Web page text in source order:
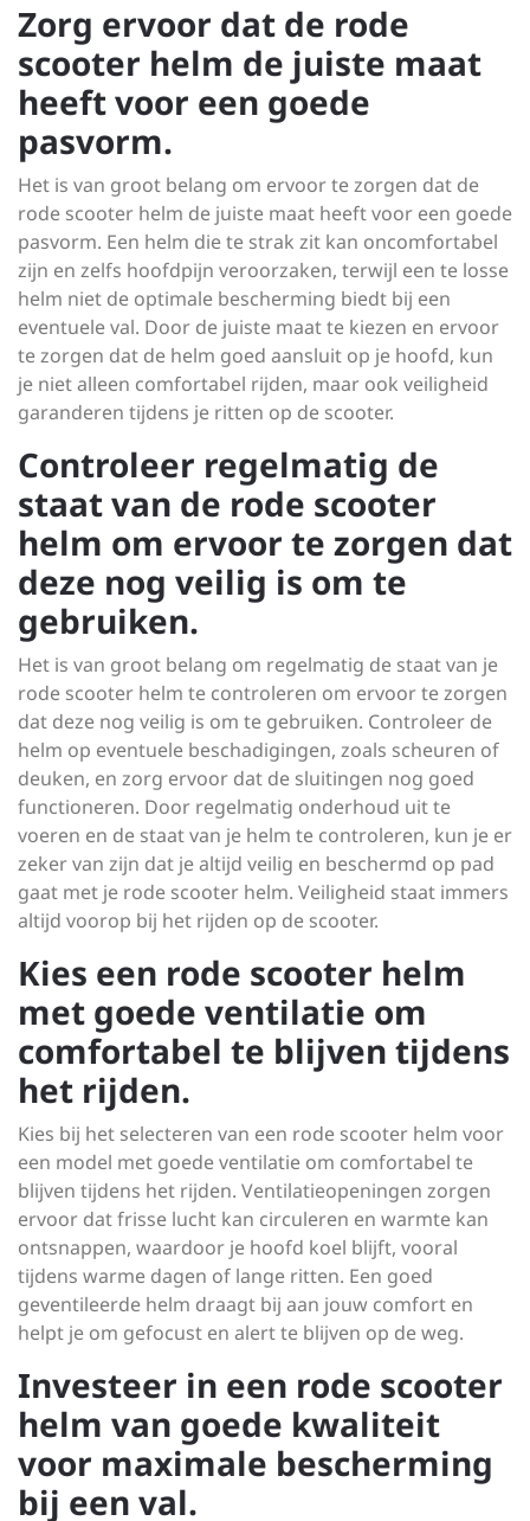
Zorg ervoor dat de rode
scooter helm de juiste maat
heeft voor een goede
pasvorm.
Het is van groot belang om ervoor te zorgen dat de
rode scooter helm de juiste maat heeft voor een goede
pasvorm. Een helm die te strak zit kan oncomfortabel
zijn en zelfs hoofdpijn veroorzaken, terwijl een te losse
helm niet de optimale bescherming biedt bij een
eventuele val. Door de juiste maat te kiezen en ervoor
te zorgen dat de helm goed aansluit op je hoofd, kun
je niet alleen comfortabel rijden, maar ook veiligheid
garanderen tijdens je ritten op de scooter.
Controleer regelmatig de
staat van de rode scooter
helm om ervoor te zorgen dat
deze nog veilig is om te
gebruiken.
Het is van groot belang om regelmatig de staat van je
rode scooter helm te controleren om ervoor te zorgen
dat deze nog veilig is om te gebruiken. Controleer de
helm op eventuele beschadigingen, zoals scheuren of
deuken, en zorg ervoor dat de sluitingen nog goed
functioneren. Door regelmatig onderhoud uit te
voeren en de staat van je helm te controleren, kun je er
zeker van zijn dat je altijd veilig en beschermd op pad
gaat met je rode scooter helm. Veiligheid staat immers
altijd voorop bij het rijden op de scooter.
Kies een rode scooter helm
met goede ventilatie om
comfortabel te blijven tijdens
het rijden.
Kies bij het selecteren van een rode scooter helm voor
een model met goede ventilatie om comfortabel te
blijven tijdens het rijden. Ventilatieopeningen zorgen
ervoor dat frisse lucht kan circuleren en warmte kan
ontsnappen, waardoor je hoofd koel blijft, vooral
tijdens warme dagen of lange ritten. Een goed
geventileerde helm draagt bij aan jouw comfort en
helpt je om gefocust en alert te blijven op de weg.
Investeer in een rode scooter
helm van goede kwaliteit
voor maximale bescherming
bij een val.